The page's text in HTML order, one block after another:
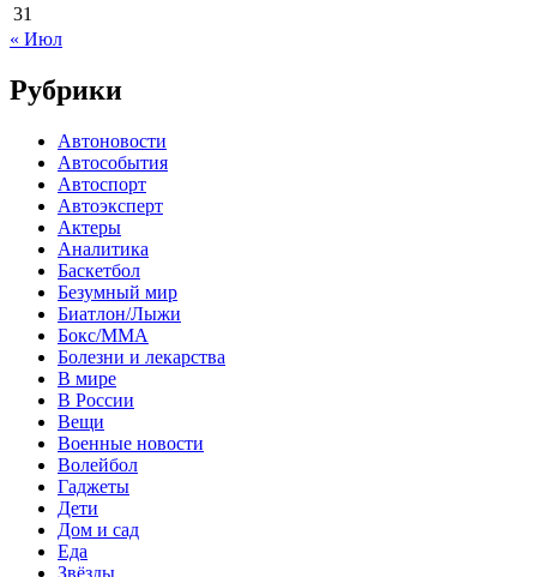
31
« Июл
Рубрики
Автоновости
Автособытия
Автоспорт
Автоэксперт
Актеры
Аналитика
Баскетбол
Безумный мир
Биатлон/Лыжи
Бокс/MMA
Болезни и лекарства
В мире
В России
Вещи
Военные новости
Волейбол
Гаджеты
Дети
Дом и сад
Еда